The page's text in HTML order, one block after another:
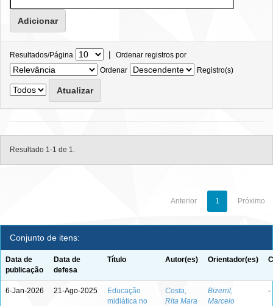
Resultados/Página | Ordenar registros por
Ordenar
Registro(s)
Resultado 1-1 de 1.
Anterior 1 Próximo
Conjunto de itens:
Data de
publicação
Data de
defesa
Título Autor(es) Orientador(es)
6-Jan-2026 21-Ago-2025
Educação
midiática no
Costa,
Rita Mara
Bizerril,
Marcelo
-